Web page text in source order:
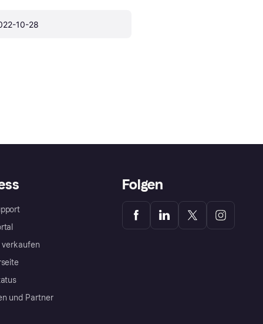
10-28
verkaufen
und Partner
Folgen